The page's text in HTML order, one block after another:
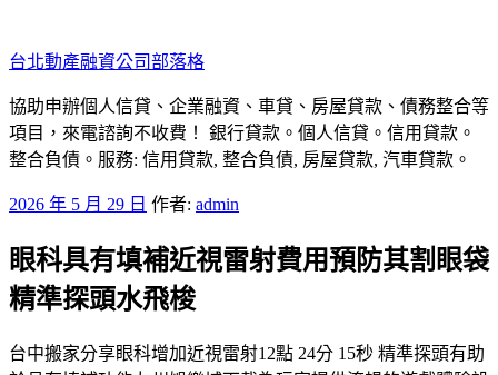
至
主
要
內
容
台北動產融資公司部落格
協助申辦個人信貸、企業融資、車貸、房屋貸款、債務整合等
項目，來電諮詢不收費！ 銀行貸款。個人信貸。信用貸款。
整合負債。服務: 信用貸款, 整合負債, 房屋貸款, 汽車貸款。
發
於
2026 年 5 月 29 日 作者: admin
眼科具有填補近視雷射費用預防其割眼袋
精準探頭水飛梭
台中搬家分享眼科增加近視雷射12點 24分 15秒 精準探頭有助